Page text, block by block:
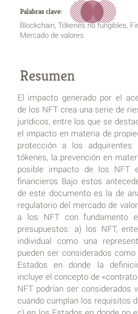
Palabras clave:
Blockchain, Tókenes no fungibles,
Mercado de valores
Resumen
El impacto generado por el
de los NFT crea una serie de
jurídicos, entre los que se
el impacto en materia de
protección a los
tókenes, la prevención en
posible impacto de los NFT
financieros Bajo estos
de este documento es la de
regulatorio del mercado de
a los NFT con fundamento
presupuestos: a) los NFT,
individual como una
pueden ser considerados
Estados en donde la
incluye el concepto de
NFT podrían ser considerados
cuando cumplan los requisitos